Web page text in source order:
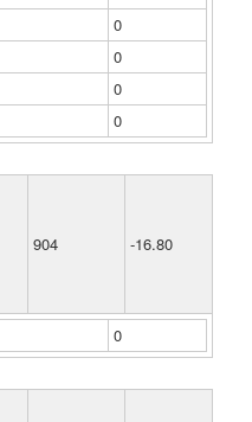
0
0
0
0
904 -16.80
0